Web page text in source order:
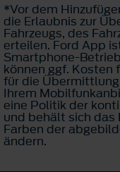
*Vor dem
die Erlaubnis zur
Fahrzeugs, des
erteilen. Ford App
Smartphone-
können ggf. Kosten
für die
Ihrem
eine Politik der
und behält sich das
Farben der
ändern.